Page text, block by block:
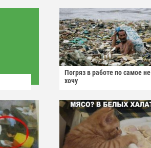
Погряз в работе по самое не
хочу